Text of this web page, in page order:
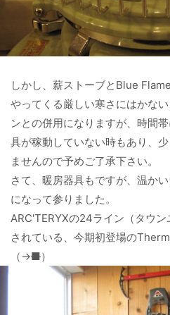
しかし、薪ストーブとBlue
やってくる厳しい寒さにはかな
ンとの併用になりますが、時間
具が稼動していない時もあり、
ませんので予めご了承下さい。
さて、暖房器具もですが、温か
になって参りました。
ARC'TERYXの24ライン（タウ
されている、今期初登場の
（→■）